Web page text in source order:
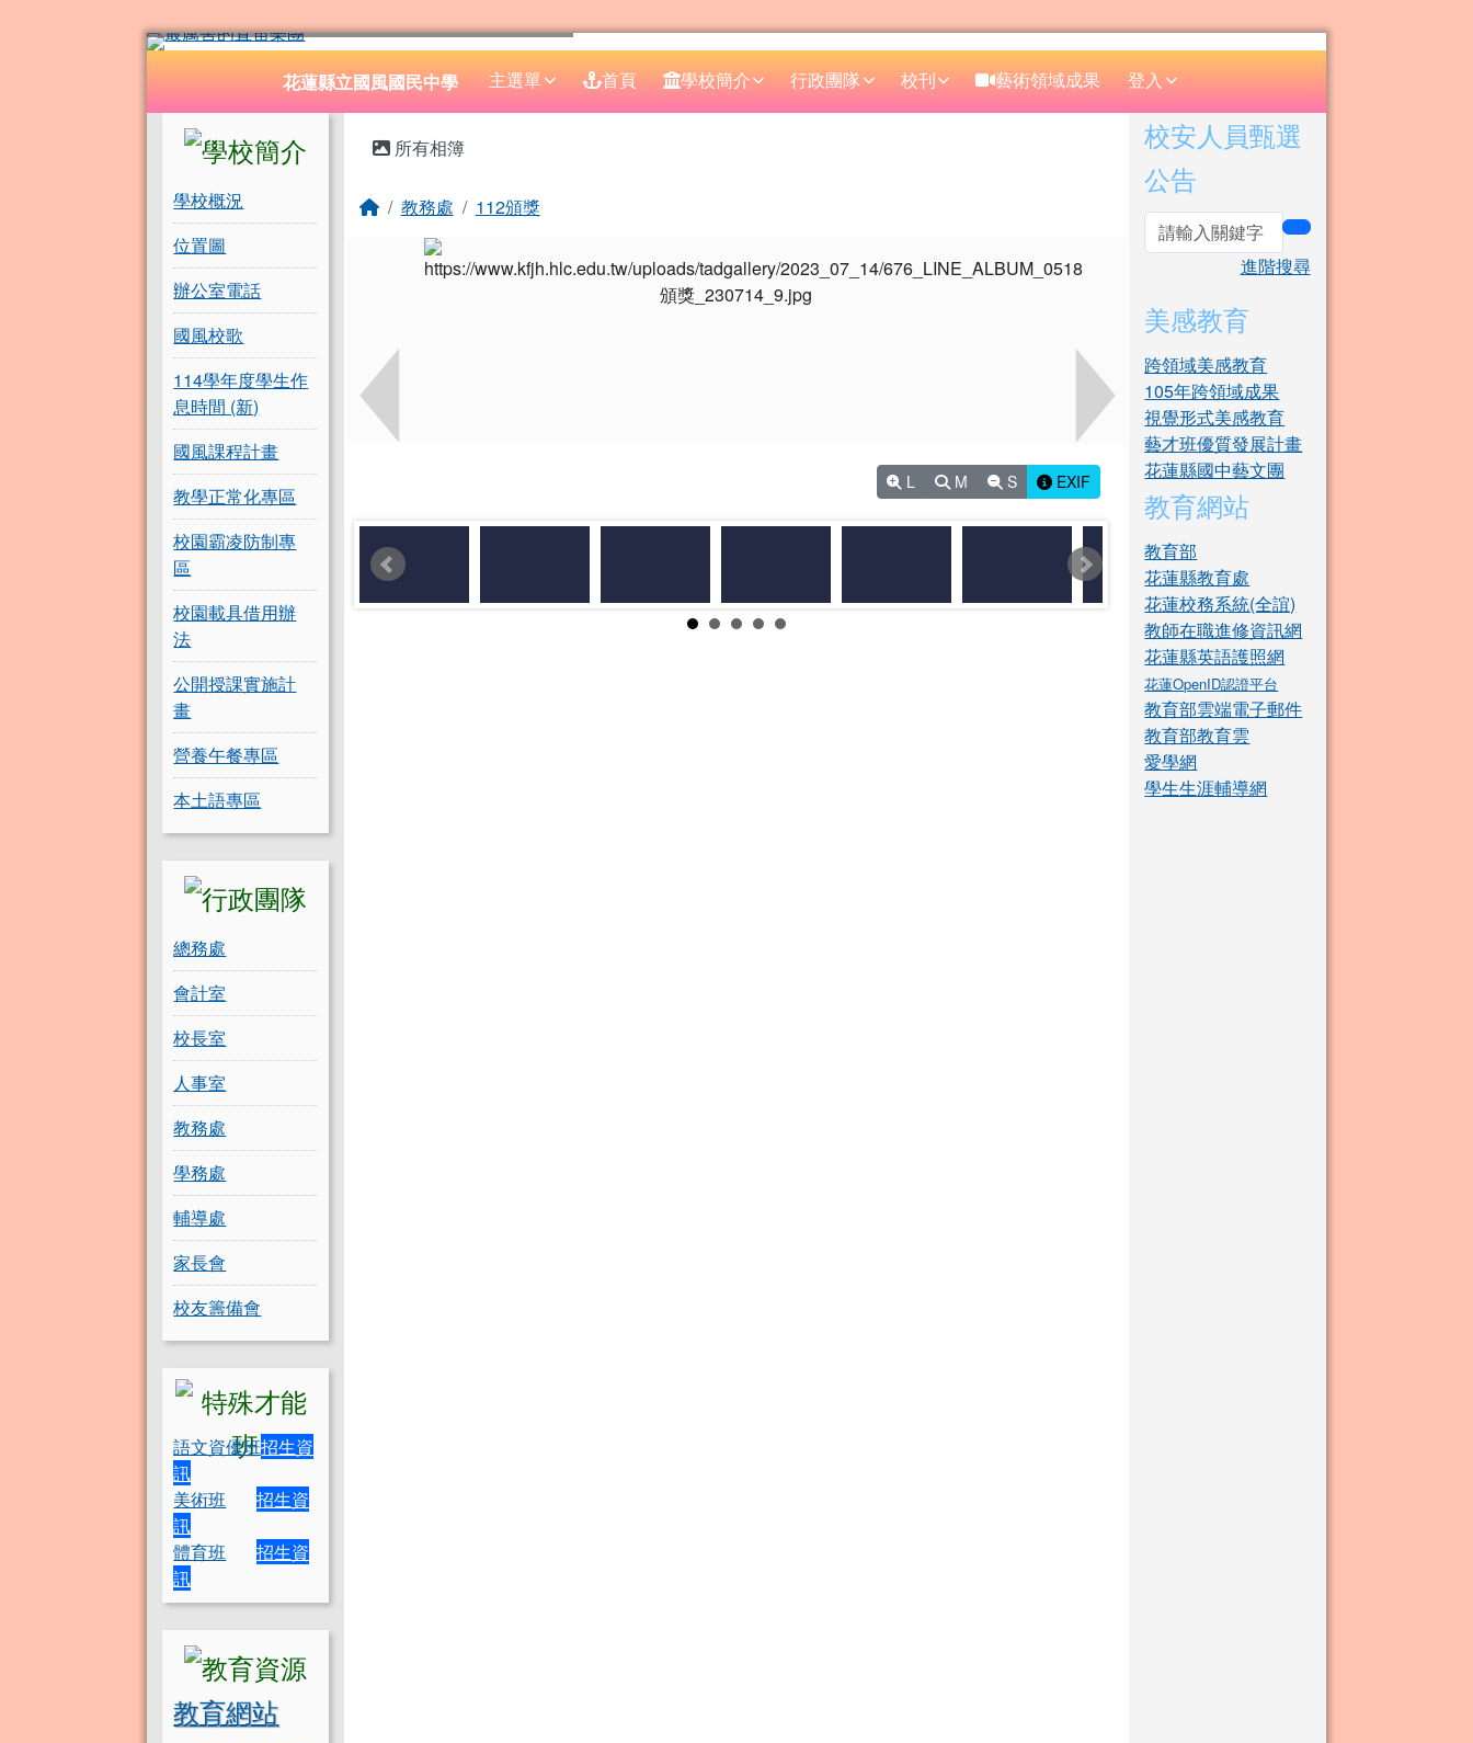
花蓮縣立國風國民中學
導覽列 花蓮縣立國風國民中學 主選單 首頁 學校簡介 行政團隊 校刊 藝術領域成果 登入
左邊區域內容
學校概況
位置圖
辦公室電話
國風校歌
114學年度學生作
息時間 (新)
國風課程計畫
教學正常化專區
校園霸凌防制專
區
校園載具借用辦
法
公開授課實施計
畫
營養午餐專區
本土語專區
總務處
會計室
校長室
人事室
教務處
學務處
輔導處
家長會
校友籌備會
語文資優班招生資
訊
美術班
招生資
訊
體育班
招生資
訊
教育網站
主內容區域
所有相簿
回首頁
教務處 112頒獎
L M S EXIF
右邊區域內容
校安人員甄選
公告
search
進階搜尋
美感教育
跨領域美感教育
105年跨領域成果
視覺形式美感教育
藝才班優質發展計畫
花蓮縣國中藝文團
教育網站
教育部
花蓮縣教育處
花蓮校務系統(全誼)
教師在職進修資訊網
花蓮縣英語護照網
花蓮OpenID認證平台
教育部雲端電子郵件
教育部教育雲
愛學網
學生生涯輔導網
頁尾區域